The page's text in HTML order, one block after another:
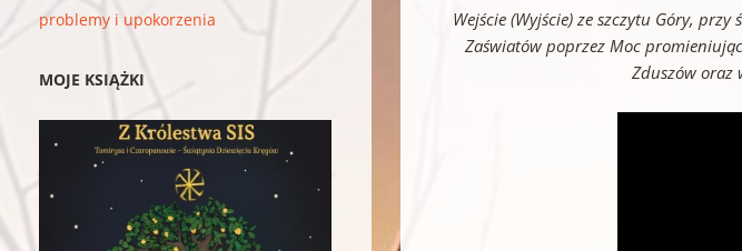
Wejście (Wyjście) ze szczytu Góry,
Zaświatów poprzez Moc
Zduszów oraz
problemy i upokorzenia
MOJE KSIĄŻKI